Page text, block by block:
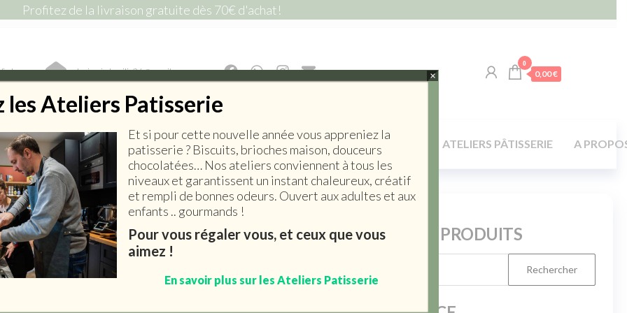
Profitez de la livraison gratuite dès 70€ d'achat!
! lepiceriedemilie26@gmail.com
0
0,00 €
SALÉE EPICERIE SUCRÉE BOISSONS ART DE LA TABLE / MAISON ATELIERS PÂTISSERIE A
RERCHERCHE PRODUITS
les Ateliers Patisserie
Et si pour cette nouvelle année vous appreniez la
patisserie ? Biscuits, brioches maison, douceurs
chocolatées… Nos ateliers conviennent à tous les
niveaux et garantissent un instant chaleureux, créatif
et rempli de bonnes odeurs. Ouvert aux adultes et aux
enfants .. gourmands !
Pour vous régaler vous, et ceux que vous
aimez !
En savoir plus sur les Ateliers Patisserie
×